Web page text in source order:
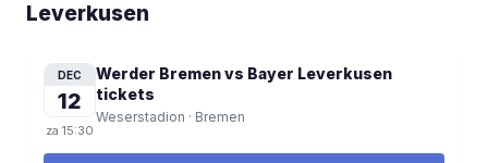
Leverkusen
DEC
12
za 15:30
Werder Bremen vs Bayer Leverkusen
tickets
Weserstadion · Bremen